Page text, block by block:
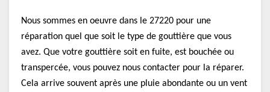
Nous sommes en oeuvre dans le 27220 pour une
réparation quel que soit le type de gouttière que vous
avez. Que votre gouttière soit en fuite, est bouchée ou
transpercée, vous pouvez nous contacter pour la réparer.
Cela arrive souvent après une pluie abondante ou un vent